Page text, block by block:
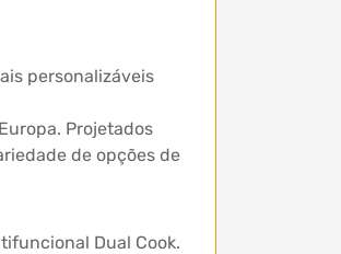
personalizáveis
Projetados
de opções de
Dual Cook.